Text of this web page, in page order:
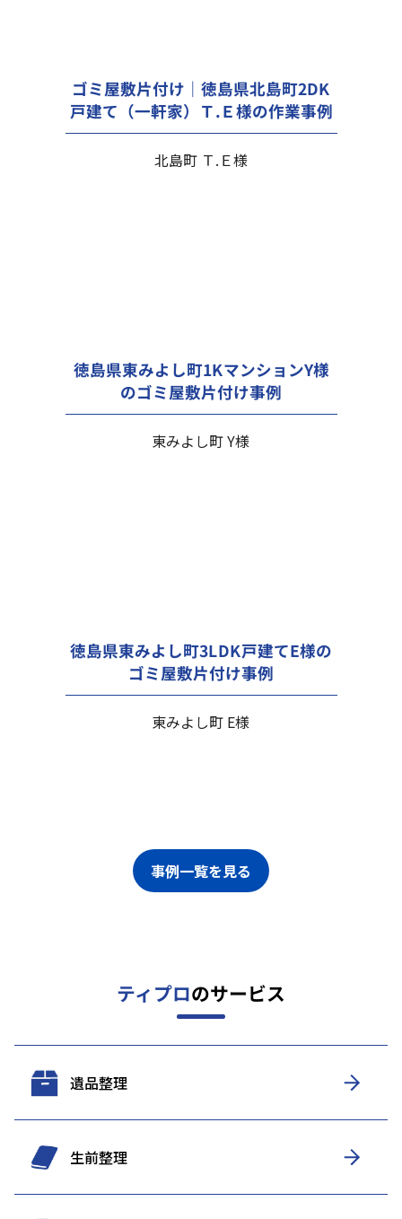
ゴミ屋敷片付け｜徳島県北島町2DK
戸建て（一軒家）Ｔ.Ｅ様の作業事例
北島町 Ｔ.Ｅ様
徳島県東みよし町1KマンションY様
のゴミ屋敷片付け事例
東みよし町 Y様
徳島県東みよし町3LDK戸建てE様の
ゴミ屋敷片付け事例
東みよし町 E様
事例一覧を見る
ティプロのサービス
遺品整理
生前整理